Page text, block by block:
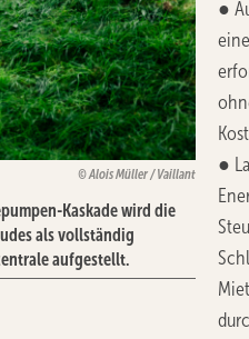
Alois Müller / Vaillant
Kaskade wird die
als vollständig
aufgestellt.
●
●